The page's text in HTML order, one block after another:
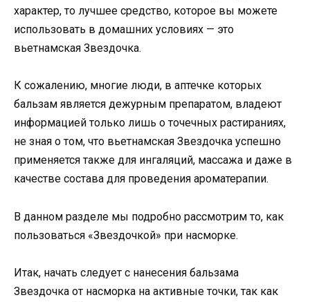
характер, то лучшее средство, которое вы можете
использовать в домашних условиях — это
вьетнамская Звездочка.
К сожалению, многие люди, в аптечке которых
бальзам является дежурным препаратом, владеют
информацией только лишь о точечных растираниях,
не зная о том, что вьетнамская Звездочка успешно
применяется также для ингаляций, массажа и даже в
качестве состава для проведения ароматерапии.
В данном разделе мы подробно рассмотрим то, как
пользоваться «Звездочкой» при насморке.
Итак, начать следует с нанесения бальзама
Звездочка от насморка на активные точки, так как